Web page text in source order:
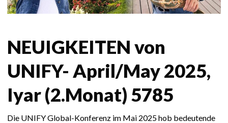
NEUIGKEITEN von
UNIFY- April/May 2025,
Iyar (2.Monat) 5785
Die UNIFY Global-Konferenz im Mai 2025 hob bedeutende